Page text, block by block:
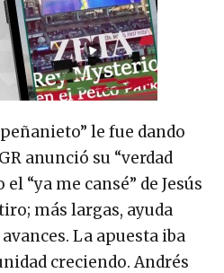
le fue dando
anunció su “verdad
“ya me cansé” de Jesús
más largas, ayuda
La apuesta iba
creciendo. Andrés